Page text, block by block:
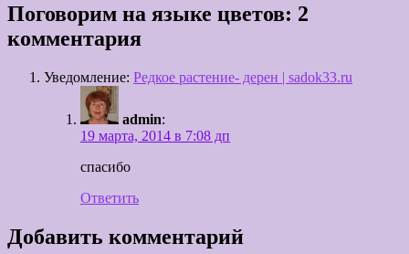
Поговорим на языке цветов: 2
комментария
Уведомление: Редкое растение- дерен | sadok33.ru
admin:
19 марта, 2014 в 7:08 дп
спасибо
Ответить
Добавить комментарий